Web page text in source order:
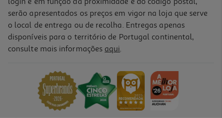
serão apresentados os preços em vigor na loja que serve
o local de entrega ou de recolha. Entregas apenas
disponíveis para o território de Portugal continental,
consulte mais informações aqui.